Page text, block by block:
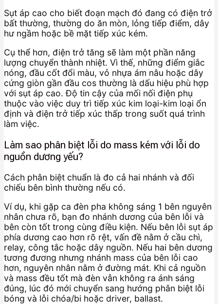
Sụt áp cao cho biết đoạn mạch đó đang có điện trở
bất thường, thường do ăn mòn, lỏng tiếp điểm, dây
hư ngầm hoặc bề mặt tiếp xúc kém.
Cụ thể hơn, điện trở tăng sẽ làm một phần năng
lượng chuyển thành nhiệt. Vì thế, những điểm giắc
nóng, đầu cốt đổi màu, vỏ nhựa ám nâu hoặc dây
cứng giòn gần đầu cos thường là dấu hiệu phù hợp
với sụt áp cao. Độ tin cậy của mối nối điện phụ
thuộc vào việc duy trì tiếp xúc kim loại-kim loại ổn
định và điện trở tiếp xúc thấp trong suốt quá trình
làm việc.
Làm sao phân biệt lỗi do mass kém với lỗi do
nguồn dương yếu?
Cách phân biệt chuẩn là đo cả hai nhánh và đối
chiếu bên bình thường nếu có.
Ví dụ, khi gặp ca đèn pha không sáng 1 bên nguyên
nhân chưa rõ, bạn đo nhánh dương của bên lỗi và
bên còn tốt trong cùng điều kiện. Nếu bên lỗi sụt áp
phía dương cao hơn rõ rệt, vấn đề nằm ở cầu chì,
relay, công tắc hoặc dây nguồn. Nếu hai bên dương
tương đương nhưng nhánh mass của bên lỗi cao
hơn, nguyên nhân nằm ở đường mát. Khi cả nguồn
và mass đều tốt mà đèn vẫn không ra ánh sáng
đúng, lúc đó mới chuyển sang hướng phân biệt lỗi
bóng và lỗi chóa/bi hoặc driver, ballast.